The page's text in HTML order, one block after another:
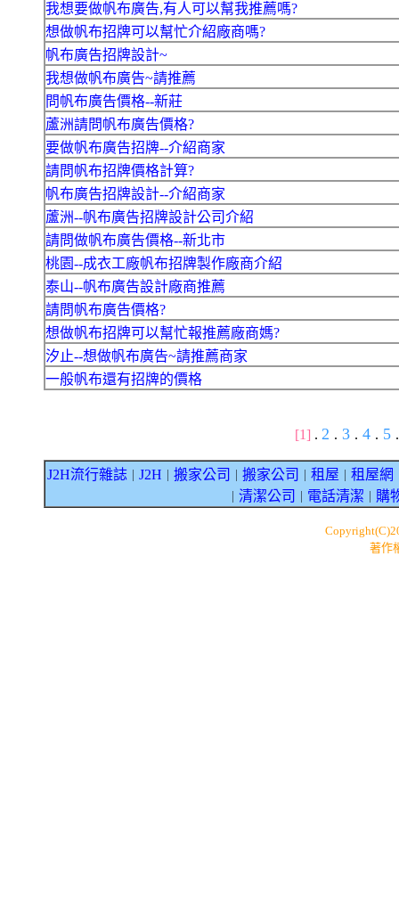
我想要做帆布廣告,有人可以幫我推薦嗎?
想做帆布招牌可以幫忙介紹廠商嗎?
帆布廣告招牌設計~
我想做帆布廣告~請推薦
問帆布廣告價格--新莊
蘆洲請問帆布廣告價格?
要做帆布廣告招牌--介紹商家
請問帆布招牌價格計算?
帆布廣告招牌設計--介紹商家
蘆洲--帆布廣告招牌設計公司介紹
請問做帆布廣告價格--新北市
桃園--成衣工廠帆布招牌製作廠商介紹
泰山--帆布廣告設計廠商推薦
請問帆布廣告價格?
想做帆布招牌可以幫忙報推薦廠商媽?
汐止--想做帆布廣告~請推薦商家
一般帆布還有招牌的價格
[1] . 2 . 3 . 4 . 5 .
J2H流行雜誌 J2H 搬家公司 搬家公司 租屋 租屋網
清潔公司 電話清潔 購
著作